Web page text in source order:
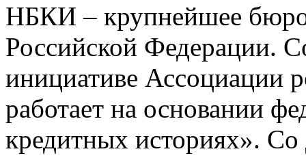
НБКИ – крупнейшее
Российской Федерации.
инициативе Ассоциации
работает на основании
кредитных историях».